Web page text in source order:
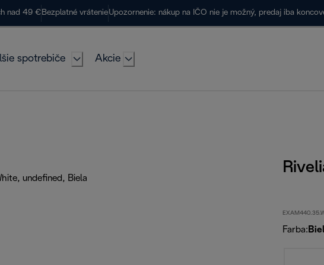
nad 49 € Bezplatné vrátenieUpozornenie: nákup na IČO nie je možný, predaj iba
spotrebiče Akcie
Farba: